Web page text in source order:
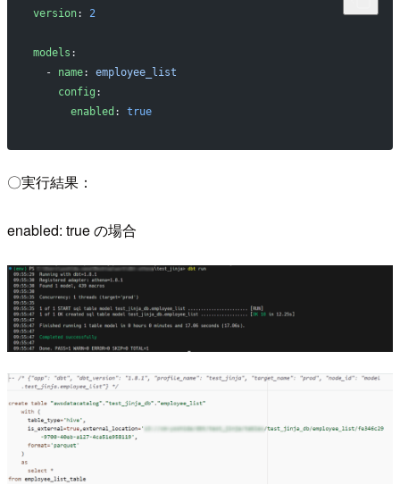
version: 2
models :
  -
name: employee_list
    config
:
      enabled
: true
〇実行結果：
enabled: true の場合